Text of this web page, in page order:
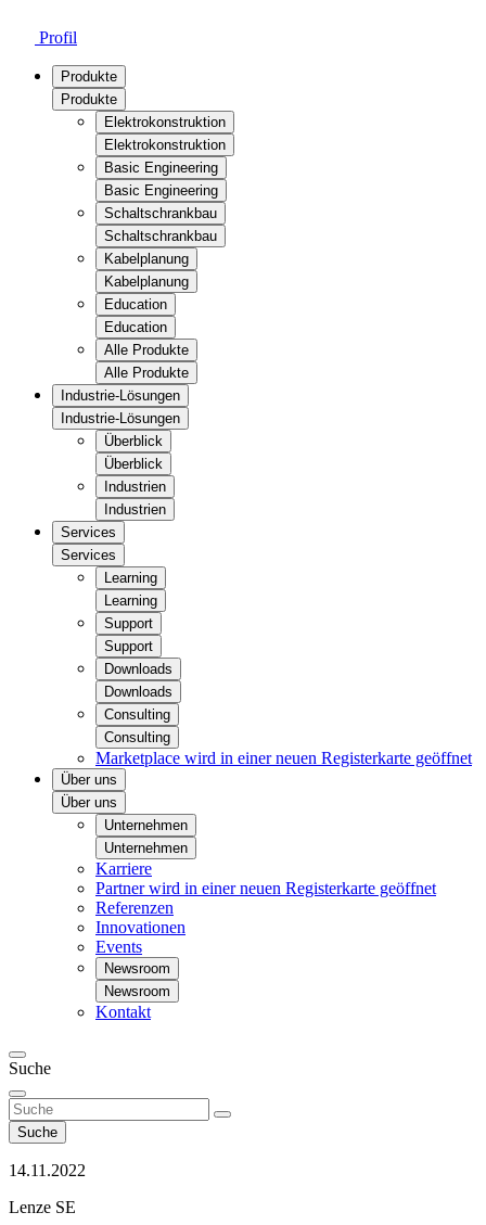
Profil
Produkte
Produkte
Elektrokonstruktion
Elektrokonstruktion
Basic Engineering
Basic Engineering
Schaltschrankbau
Schaltschrankbau
Kabelplanung
Kabelplanung
Education
Education
Alle Produkte
Alle Produkte
Industrie-Lösungen
Industrie-Lösungen
Überblick
Überblick
Industrien
Industrien
Services
Services
Learning
Learning
Support
Support
Downloads
Downloads
Consulting
Consulting
Marketplace wird in einer neuen Registerkarte geöffnet
Über uns
Über uns
Unternehmen
Unternehmen
Karriere
Partnerwird in einer neuen Registerkarte geöffnet
Referenzen
Innovationen
Events
Newsroom
Newsroom
Kontakt
Suche
Suche
14.11.2022
Lenze SE